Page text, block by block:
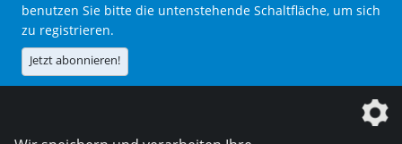
benutzen Sie bitte die untenstehende Schaltfläche, um sich
zu registrieren.
Jetzt abonnieren!
Die DVS Media GmbH ist ein Unternehmen der